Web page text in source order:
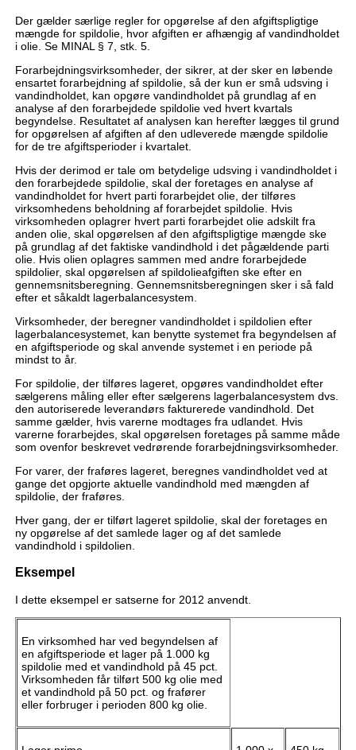
Der gælder særlige regler for opgørelse af den afgiftspligtige
mængde for spildolie, hvor afgiften er afhængig af vandindholdet
i olie. Se MINAL § 7, stk. 5.
Forarbejdningsvirksomheder, der sikrer, at der sker en løbende
ensartet forarbejdning af spildolie, så der kun er små udsving i
vandindholdet, kan opgøre vandindholdet på grundlag af en
analyse af den forarbejdede spildolie ved hvert kvartals
begyndelse. Resultatet af analysen kan herefter lægges til grund
for opgørelsen af afgiften af den udleverede mængde spildolie
for de tre afgiftsperioder i kvartalet.
Hvis der derimod er tale om betydelige udsving i vandindholdet i
den forarbejdede spildolie, skal der foretages en analyse af
vandindholdet for hvert parti forarbejdet olie, der tilføres
virksomhedens beholdning af forarbejdet spildolie. Hvis
virksomheden oplagrer hvert parti forarbejdet olie adskilt fra
anden olie, skal opgørelsen af den afgiftspligtige mængde ske
på grundlag af det faktiske vandindhold i det pågældende parti
olie. Hvis olien oplagres sammen med andre forarbejdede
spildolier, skal opgørelsen af spildolieafgiften ske efter en
gennemsnitsberegning. Gennemsnitsberegningen sker i så fald
efter et såkaldt lagerbalancesystem.
Virksomheder, der beregner vandindholdet i spildolien efter
lagerbalancesystemet, kan benytte systemet fra begyndelsen af
en afgiftsperiode og skal anvende systemet i en periode på
mindst to år.
For spildolie, der tilføres lageret, opgøres vandindholdet efter
sælgerens måling eller efter sælgerens lagerbalancesystem dvs.
den autoriserede leverandørs fakturerede vandindhold. Det
samme gælder, hvis varerne modtages fra udlandet. Hvis
varerne forarbejdes, skal opgørelsen foretages på samme måde
som ovenfor beskrevet vedrørende forarbejdningsvirksomheder.
For varer, der fraføres lageret, beregnes vandindholdet ved at
gange det opgjorte aktuelle vandindhold med mængden af
spildolie, der fraføres.
Hver gang, der er tilført lageret spildolie, skal der foretages en
ny opgørelse af det samlede lager og af det samlede
vandindhold i spildolien.
Eksempel
I dette eksempel er satserne for 2012 anvendt.
En virksomhed har ved begyndelsen af
en afgiftsperiode et lager på 1.000 kg
spildolie med et vandindhold på 45 pct.
Virksomheden får tilført 500 kg olie med
et vandindhold på 50 pct. og frafører
eller forbruger i perioden 800 kg olie.